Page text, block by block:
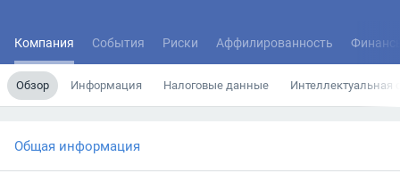
Компания События Риски Аффилированность
Обзор Информация Налоговые данные Интеллектуальная
Общая информация